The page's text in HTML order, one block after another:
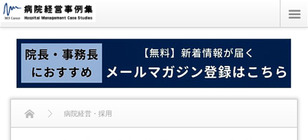
病院経営・採用